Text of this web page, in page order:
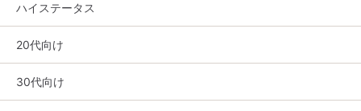
ハイステータス
20代向け
30代向け